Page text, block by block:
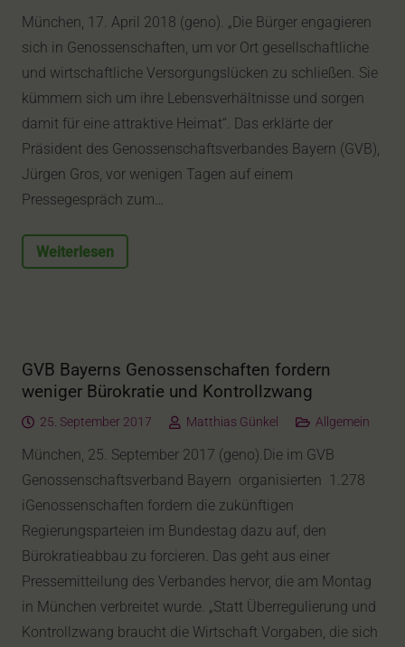
München, 17. April 2018 (geno). „Die Bürger engagieren
sich in Genossenschaften, um vor Ort gesellschaftliche
und wirtschaftliche Versorgungslücken zu schließen. Sie
kümmern sich um ihre Lebensverhältnisse und sorgen
damit für eine attraktive Heimat“. Das erklärte der
Präsident des Genossenschaftsverbandes Bayern (GVB),
Jürgen Gros, vor wenigen Tagen auf einem
Pressegespräch zum…
Weiterlesen
GVB Bayerns Genossenschaften fordern
weniger Bürokratie und Kontrollzwang
25. September 2017 Matthias Günkel Allgemein
München, 25. September 2017 (geno).Die im GVB
Genossenschaftsverband Bayern organisierten 1.278
iGenossenschaften fordern die zukünftigen
Regierungsparteien im Bundestag dazu auf, den
Bürokratieabbau zu forcieren. Das geht aus einer
Pressemitteilung des Verbandes hervor, die am Montag
in München verbreitet wurde. „Statt Überregulierung und
Kontrollzwang braucht die Wirtschaft Vorgaben, die sich